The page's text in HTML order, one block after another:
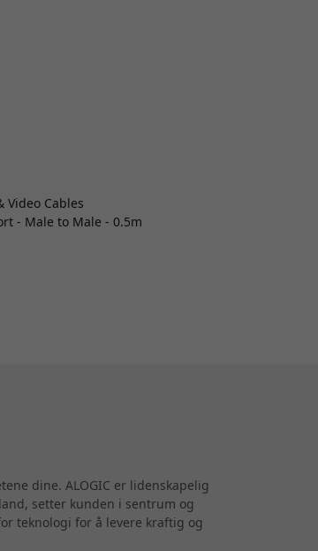
Video Cables
- Male to Male - 0.5m
dine. ALOGIC er lidenskapelig
setter kunden i sentrum og
teknologi for å levere kraftig og